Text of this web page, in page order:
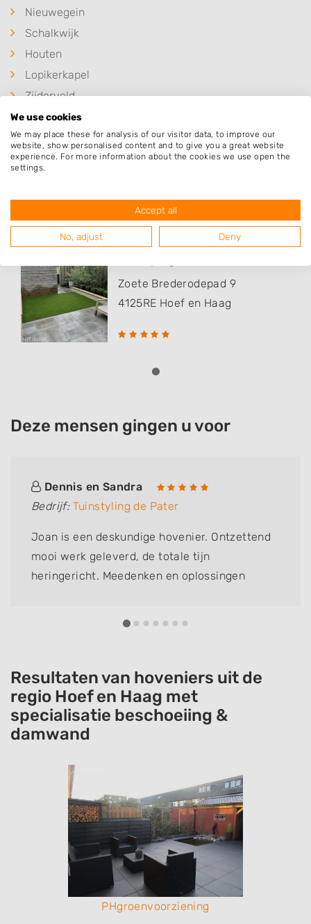
Nieuwegein
Schalkwijk
Houten
Lopikerkapel
Zijderveld
Hei- en Boeicop
IJsselstein
Populaire hoveniers
Zoete Brederodepad 9
4125RE Hoef en Haag
Deze mensen gingen u voor
Dennis en Sandra
Bedrijf: Tuinstyling de Pater
Joan is een deskundige hovenier. Ontzettend
mooi werk geleverd, de totale tijn
heringericht. Meedenken en oplossingen
Resultaten van hoveniers uit de
regio Hoef en Haag met
specialisatie beschoeiing &
damwand
PHgroenvoorziening
We use cookies
We may place these for analysis of our visitor data, to improve our
website, show personalised content and to give you a great website
experience. For more information about the cookies we use open the
settings.
Accept all
No, adjust Deny